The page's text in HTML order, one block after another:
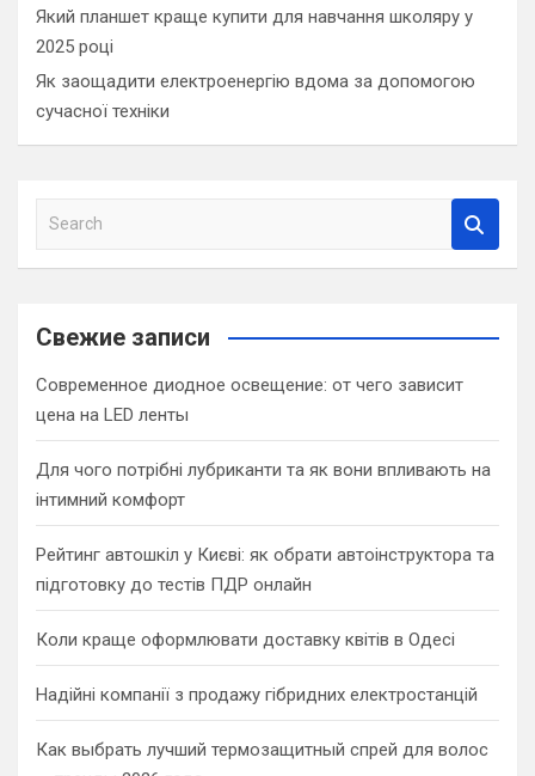
Який планшет краще купити для навчання школяру у
2025 році
Як заощадити електроенергію вдома за допомогою
сучасної техніки
a
c
Свежие записи
Современное диодное освещение: от чего зависит
цена на LED ленты
Для чого потрібні лубриканти та як вони впливають на
інтимний комфорт
Рейтинг автошкіл у Києві: як обрати автоінструктора та
підготовку до тестів ПДР онлайн
Коли краще оформлювати доставку квітів в Одесі
Надійні компанії з продажу гібридних електростанцій
Как выбрать лучший термозащитный спрей для волос